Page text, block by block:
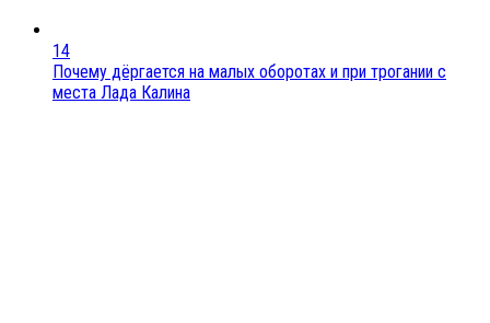
14
Почему дёргается на малых оборотах и при трогании с
места Лада Калина